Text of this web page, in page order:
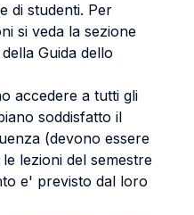
di studenti. Per
si veda la sezione
Guida dello
accedere a tutti gli
soddisfatto il
(devono essere
lezioni del semestre
e' previsto dal loro